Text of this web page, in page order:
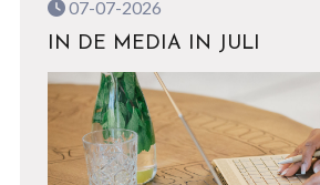
07-07-2026
IN DE MEDIA IN JULI